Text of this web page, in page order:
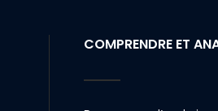
COMPRENDRE ET